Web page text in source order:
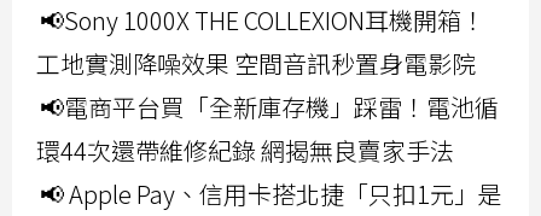
📢Sony 1000X THE COLLEXION耳機開箱！
工地實測降噪效果 空間音訊秒置身電影院
📢電商平台買「全新庫存機」踩雷！電池循
環44次還帶維修紀錄 網揭無良賣家手法
📢 Apple Pay、信用卡搭北捷「只扣1元」是